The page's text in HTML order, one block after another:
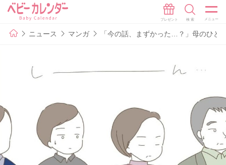
ニュース マンガ 「今の話、まずかった…？」母のひと